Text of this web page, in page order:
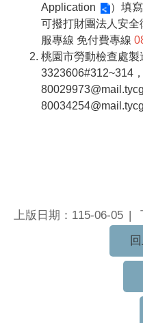
Application
）填
可撥打財團法人安
服專線 免付費專線
桃園市勞動檢查處製
3323606#312~314
上版日期：115-06-05